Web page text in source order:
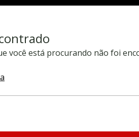
você está procurando não foi